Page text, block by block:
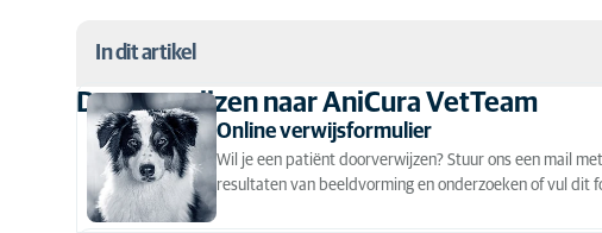
In dit artikel
Doorverwijzen naar AniCura VetTeam
Onze nieuwsbrief
Doorverwijzen naar AniCura VetTeam
Online verwijsformulier
Wil je een patiënt doorverwijzen? Stuur ons een mail
resultaten van beeldvorming en onderzoeken of vul dit